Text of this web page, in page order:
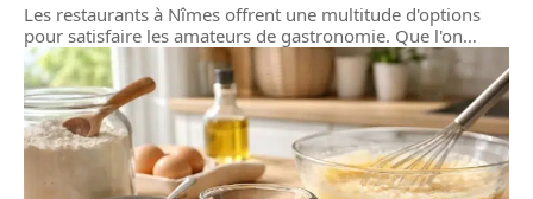
Les restaurants à Nîmes offrent une multitude d'options
pour satisfaire les amateurs de gastronomie. Que l'on…